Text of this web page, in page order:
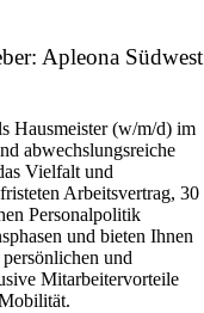
Apleona Südwest
Hausmeister (w/m/d) im
abwechslungsreiche
Vielfalt und
Arbeitsvertrag, 30
Personalpolitik
und bieten Ihnen
und
Mitarbeitervorteile